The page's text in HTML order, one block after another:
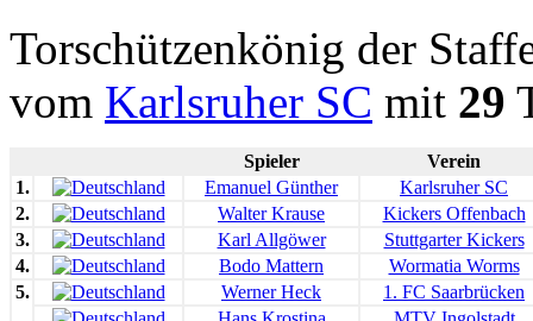
Torschützenkönig der
vom Karlsruher SC mit 29
Spieler
Verein
1.
Emanuel Günther
Karlsruher SC
2.
Walter Krause
Kickers Offenbach
3.
Karl Allgöwer
Stuttgarter Kickers
4.
Bodo Mattern
Wormatia Worms
5.
Werner Heck
1. FC Saarbrücken